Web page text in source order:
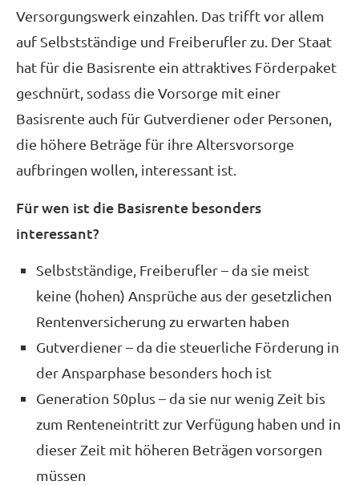
Versorgungswerk einzahlen. Das trifft vor allem
auf Selbstständige und Freiberufler zu. Der Staat
hat für die Basisrente ein attraktives Förderpaket
geschnürt, sodass die Vorsorge mit einer
Basisrente auch für Gutverdiener oder Per­sonen,
die höhere Beträge für ihre Alters­vorsorge
aufbringen wollen, interessant ist.
Für wen ist die Basisrente besonders
interessant?
Selbstständige, Freiberufler – da sie meist
keine (hohen) Ansprüche aus der gesetzlichen
Rentenversicherung zu erwarten haben
Gutverdiener – da die steuerliche Förderung in
der Ansparphase besonders hoch ist
Generation 50plus – da sie nur wenig Zeit bis
zum Renteneintritt zur Verfügung haben und in
dieser Zeit mit höheren Beträgen vorsorgen
müssen